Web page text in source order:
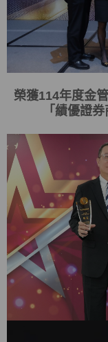
榮獲114年度金
「 績優證券